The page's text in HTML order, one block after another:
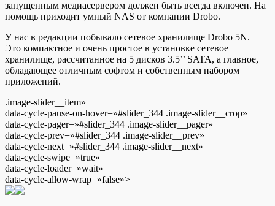
запущенным медиасервером должен быть всегда включен. На
помощь приходит умный NAS от компании Drobo.
У нас в редакции побывало сетевое хранилище Drobo 5N.
Это компактное и очень простое в установке сетевое
хранилище, рассчитанное на 5 дисков 3.5’’ SATA, а главное,
обладающее отличным софтом и собственным набором
приложений.
.image-slider__item»
data-cycle-pause-on-hover=»#slider_344 .image-slider__crop»
data-cycle-pager=»#slider_344 .image-slider__pager»
data-cycle-prev=»#slider_344 .image-slider__prev»
data-cycle-next=»#slider_344 .image-slider__next»
data-cycle-swipe=»true»
data-cycle-loader=»wait»
data-cycle-allow-wrap=»false»>